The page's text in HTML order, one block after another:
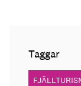
Taggar